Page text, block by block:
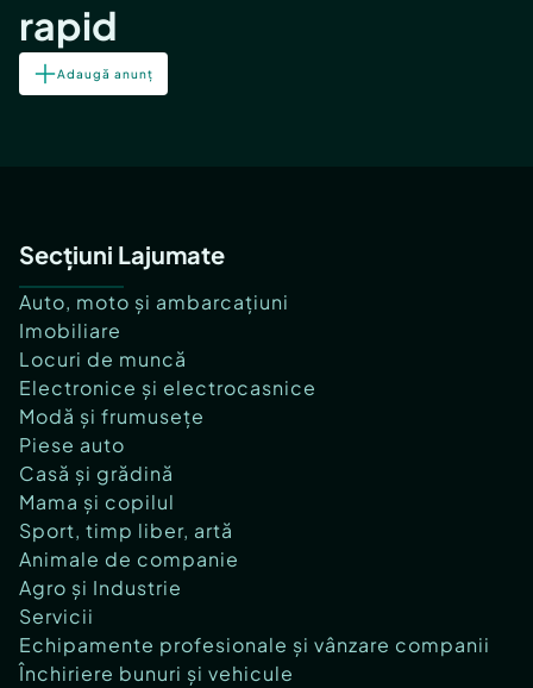
rapid
Adaugă anunț
Secțiuni Lajumate
Auto, moto și ambarcațiuni
Imobiliare
Locuri de muncă
Electronice și electrocasnice
Modă și frumusețe
Piese auto
Casă și grădină
Mama și copilul
Sport, timp liber, artă
Animale de companie
Agro și Industrie
Servicii
Echipamente profesionale și vânzare companii
Închiriere bunuri și vehicule